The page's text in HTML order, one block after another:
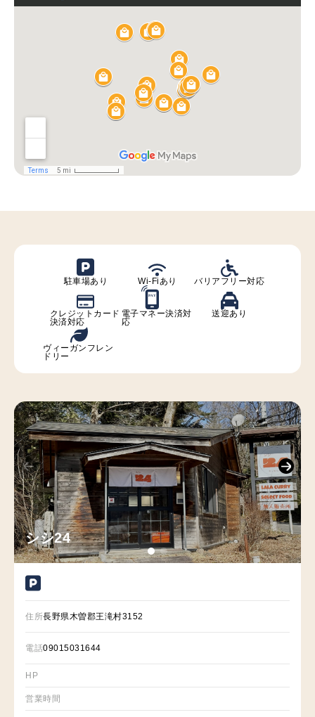
駐車場あり Wi-Fiあり バリアフリー対応
クレジットカード
決済対応
PAY
電子マネー決済対
応
送迎あり
ヴィーガンフレン
ドリー
シシ24
住所長野県木曽郡王滝村3152
電話09015031644
HP
営業時間